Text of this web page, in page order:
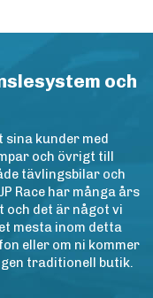
och
sina kunder med
och övrigt till
tävlingsbilar och
Race har många års
det är något vi
mesta inom detta
eller om ni kommer
traditionell butik.